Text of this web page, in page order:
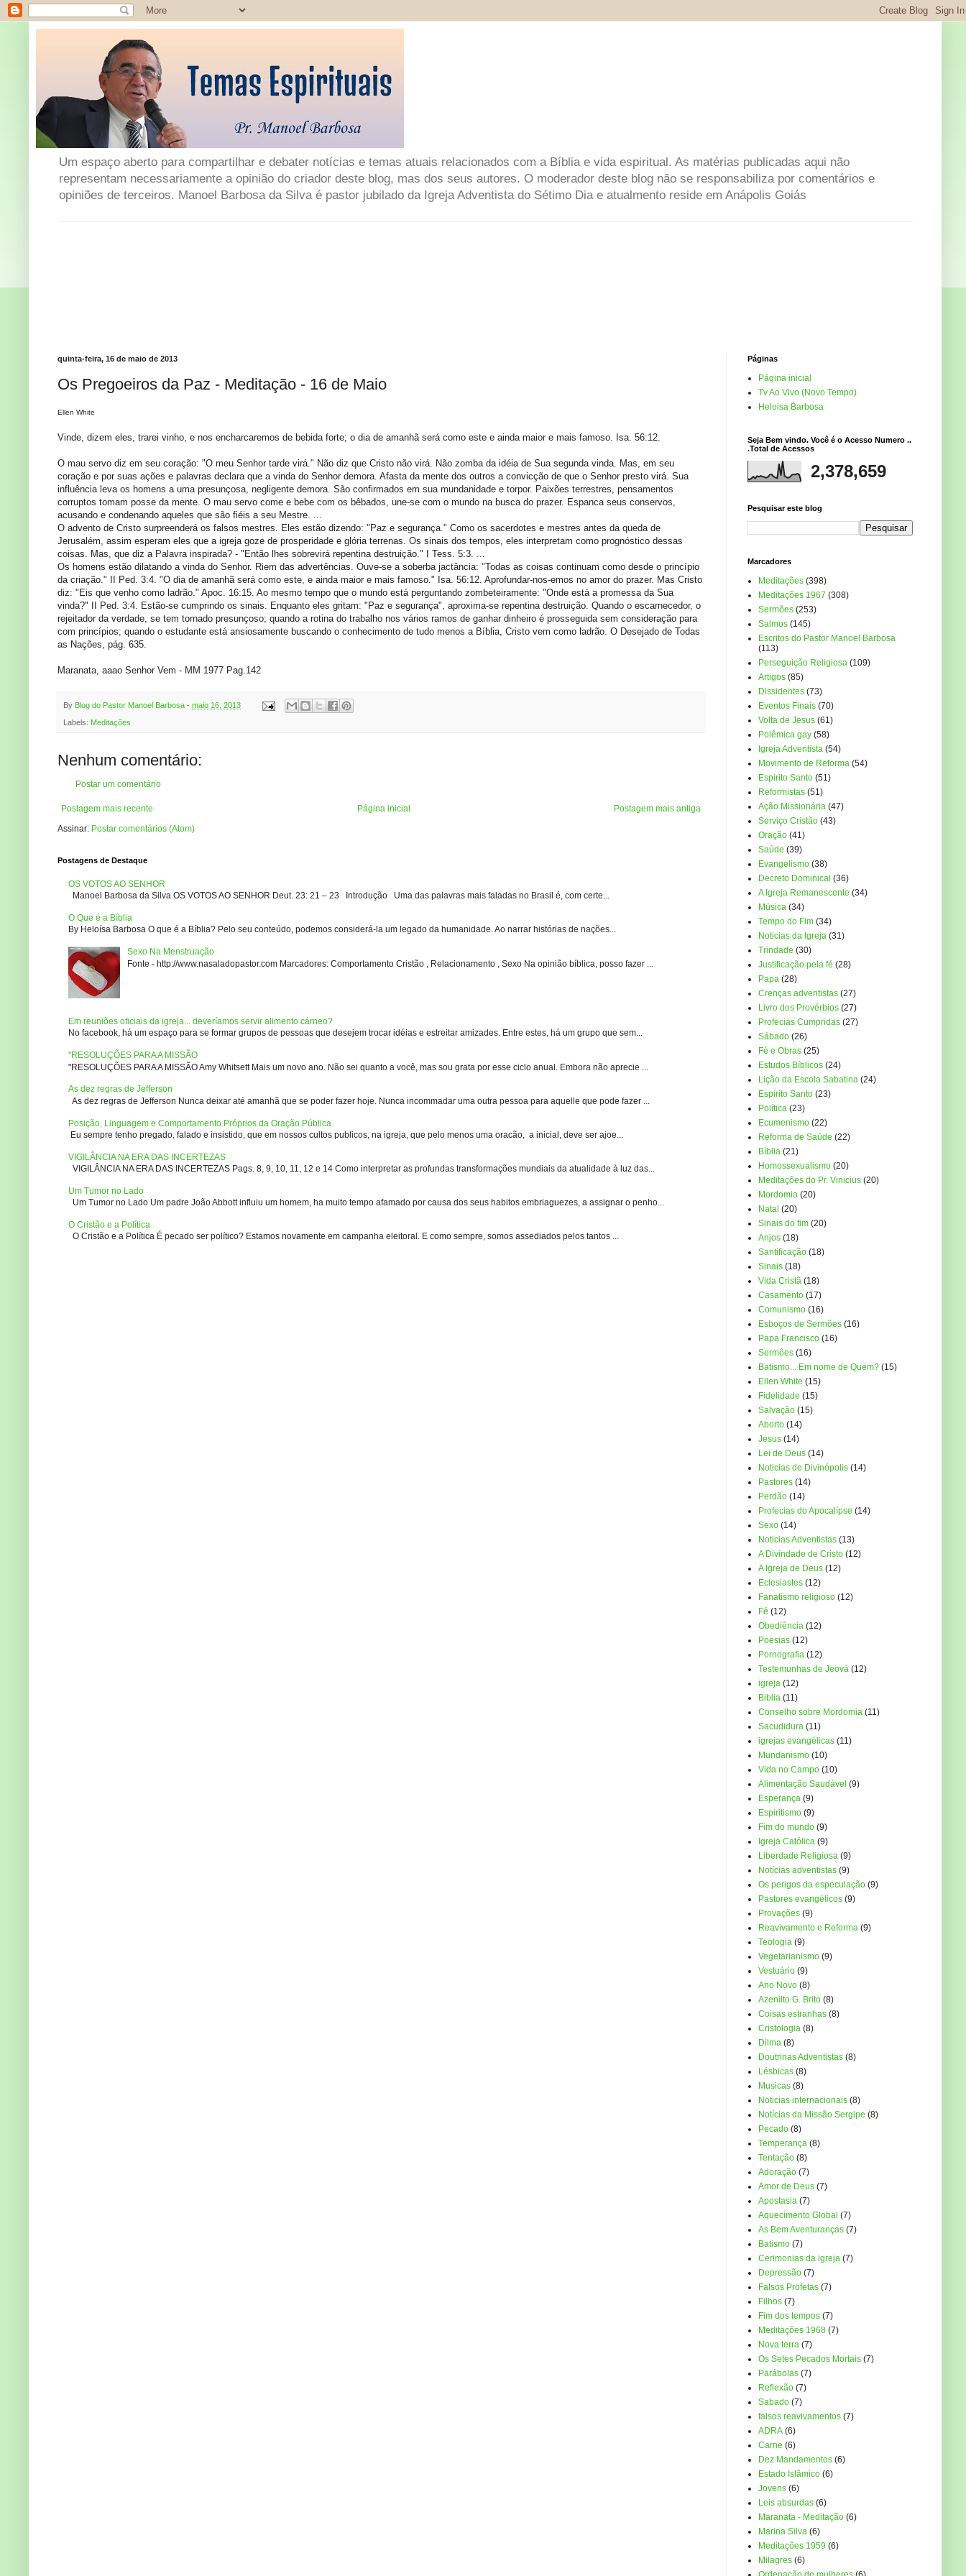
Um espaço aberto para compartilhar e debater notícias e temas atuais relacionados com a Bíblia e vida espiritual. As matérias publicadas aqui não
representam necessariamente a opinião do criador deste blog, mas dos seus autores. O moderador deste blog não se responsabiliza por comentários e
opiniões de terceiros. Manoel Barbosa da Silva é pastor jubilado da Igreja Adventista do Sétimo Dia e atualmento reside em Anápolis Goiás
quinta-feira, 16 de maio de 2013
Os Pregoeiros da Paz - Meditação - 16 de Maio
Ellen White
Vinde, dizem eles, trarei vinho, e nos encharcaremos de bebida forte; o dia de amanhã será como este e ainda maior e mais famoso. Isa. 56:12.
O mau servo diz em seu coração: "O meu Senhor tarde virá." Não diz que Cristo não virá. Não zomba da idéia de Sua segunda vinda. Mas, em seu
coração e por suas ações e palavras declara que a vinda do Senhor demora. Afasta da mente dos outros a convicção de que o Senhor presto virá. Sua
influência leva os homens a uma presunçosa, negligente demora. São confirmados em sua mundanidade e torpor. Paixões terrestres, pensamentos
corruptos tomam posse da mente. O mau servo come e bebe com os bêbados, une-se com o mundo na busca do prazer. Espanca seus conservos,
acusando e condenando aqueles que são fiéis a seu Mestre. ...
O advento de Cristo surpreenderá os falsos mestres. Eles estão dizendo: "Paz e segurança." Como os sacerdotes e mestres antes da queda de
Jerusalém, assim esperam eles que a igreja goze de prosperidade e glória terrenas. Os sinais dos tempos, eles interpretam como prognóstico dessas
coisas. Mas, que diz a Palavra inspirada? - "Então lhes sobrevirá repentina destruição." I Tess. 5:3. ...
Os homens estão dilatando a vinda do Senhor. Riem das advertências. Ouve-se a soberba jactância: "Todas as coisas continuam como desde o princípio
da criação." II Ped. 3:4. "O dia de amanhã será como este, e ainda maior e mais famoso." Isa. 56:12. Aprofundar-nos-emos no amor do prazer. Mas Cristo
diz: "Eis que venho como ladrão." Apoc. 16:15. Ao mesmo tempo que o mundo está perguntando zombeteiramente: "Onde está a promessa da Sua
vinda?" II Ped. 3:4. Estão-se cumprindo os sinais. Enquanto eles gritam: "Paz e segurança", aproxima-se repentina destruição. Quando o escarnecedor, o
rejeitador da verdade, se tem tornado presunçoso; quando a rotina do trabalho nos vários ramos de ganhar dinheiro é prosseguida sem consideração para
com princípios; quando o estudante está ansiosamente buscando o conhecimento de tudo menos a Bíblia, Cristo vem como ladrão. O Desejado de Todas
as Nações, pág. 635.
Maranata, aaao Senhor Vem - MM 1977 Pag.142
By Blog do Pastor Manoel Barbosa - maio 16, 2013
Labels: Meditações
Nenhum comentário:
Postar um comentário
Postagem mais recente Postagem mais antiga
Página inicial
Assinar: Postar comentários (Atom)
Postagens de Destaque
OS VOTOS AO SENHOR
Manoel Barbosa da Silva OS VOTOS AO SENHOR Deut. 23: 21 – 23 Introdução Uma das palavras mais faladas no Brasil é, com certe...
O Que é a Bíblia
By Heloísa Barbosa O que é a Bíblia? Pelo seu conteúdo, podemos considerá-la um legado da humanidade. Ao narrar histórias de nações...
Sexo Na Menstruação
Fonte - http://www.nasaladopastor.com Marcadores: Comportamento Cristão , Relacionamento , Sexo Na opinião bíblica, posso fazer ...
Em reuniões oficiais da igreja... deveríamos servir alimento cárneo?
No facebook, há um espaço para se formar grupos de pessoas que desejem trocar idéias e estreitar amizades. Entre estes, há um grupo que sem...
"RESOLUÇÕES PARA A MISSÃO
"RESOLUÇÕES PARA A MISSÃO Amy Whitsett Mais um novo ano. Não sei quanto a você, mas sou grata por esse ciclo anual. Embora não aprecie ...
As dez regras de Jefferson
As dez regras de Jefferson Nunca deixar até amanhã que se poder fazer hoje. Nunca incommadar uma outra pessoa para aquelle que pode fazer ...
Posição, Linguagem e Comportamento Próprios da Oração Pública
Eu sempre tenho pregado, falado e insistido, que em nossos cultos publicos, na igreja, que pelo menos uma oracão, a inicial, deve ser ajoe...
VIGILÂNCIA NA ERA DAS INCERTEZAS
VIGILÂNCIA NA ERA DAS INCERTEZAS Pags. 8, 9, 10, 11, 12 e 14 Como interpretar as profundas transformações mundiais da atualidade à luz das...
Um Tumor no Lado
Um Tumor no Lado Um padre João Abbott influiu um homem, ha muito tempo afamado por causa dos seus habitos embriaguezes, a assignar o penho...
O Cristão e a Política
O Cristão e a Política É pecado ser político? Estamos novamente em campanha eleitoral. E como sempre, somos assediados pelos tantos ...
Páginas
Página inicial
Tv Ao Vivo (Novo Tempo)
Heloisa Barbosa
Seja Bem vindo. Você é o Acesso Numero ..
.Total de Acessos
2,378,659
Pesquisar este blog
Marcadores
Meditações (398)
Meditações 1967 (308)
Sermões (253)
Salmos (145)
Escritos do Pastor Manoel Barbosa
(113)
Perseguição Religiosa (109)
Artigos (85)
Dissidentes (73)
Eventos Finais (70)
Volta de Jesus (61)
Polêmica gay (58)
Igreja Adventista (54)
Movimento de Reforma (54)
Espirito Santo (51)
Reformistas (51)
Ação Missionária (47)
Serviço Cristão (43)
Oração (41)
Saúde (39)
Evangelismo (38)
Decreto Dominical (36)
A Igreja Remanescente (34)
Música (34)
Tempo do Fim (34)
Noticias da Igreja (31)
Trindade (30)
Justificação pela fé (28)
Papa (28)
Crenças adventistas (27)
Livro dos Provérbios (27)
Profecias Cumpridas (27)
Sábado (26)
Fé e Obras (25)
Estudos Bíblicos (24)
Lição da Escola Sabatina (24)
Espírito Santo (23)
Política (23)
Ecumenismo (22)
Reforma de Saúde (22)
Bíblia (21)
Homossexualismo (20)
Meditações do Pr. Vinicius (20)
Mordomia (20)
Natal (20)
Sinais do fim (20)
Anjos (18)
Santificação (18)
Sinais (18)
Vida Cristã (18)
Casamento (17)
Comunismo (16)
Esboços de Sermões (16)
Papa Francisco (16)
Sermôes (16)
Batismo... Em nome de Quem? (15)
Ellen White (15)
Fidelidade (15)
Salvação (15)
Aborto (14)
Jesus (14)
Lei de Deus (14)
Noticias de Divinópolis (14)
Pastores (14)
Perdão (14)
Profecias do Apocalípse (14)
Sexo (14)
Noticias Adventistas (13)
A Divindade de Cristo (12)
A Igreja de Deus (12)
Eclesiastes (12)
Fanatismo religioso (12)
Fé (12)
Obediência (12)
Poesias (12)
Pornografia (12)
Testemunhas de Jeová (12)
igreja (12)
Biblia (11)
Conselho sobre Mordomia (11)
Sacudidura (11)
igrejas evangélicas (11)
Mundanismo (10)
Vida no Campo (10)
Alimentação Saudável (9)
Esperança (9)
Espiritismo (9)
Fim do mundo (9)
Igreja Católica (9)
Liberdade Religiosa (9)
Notícias adventistas (9)
Os perigos da especulação (9)
Pastores evangélicos (9)
Provações (9)
Reavivamento e Reforma (9)
Teologia (9)
Vegetarianismo (9)
Vestuário (9)
Ano Novo (8)
Azenilto G. Brito (8)
Coisas estranhas (8)
Cristologia (8)
Dilma (8)
Doutrinas Adventistas (8)
Lésbicas (8)
Musicas (8)
Noticias internacionais (8)
Notícias da Missão Sergipe (8)
Pecado (8)
Temperança (8)
Tentação (8)
Adoração (7)
Amor de Deus (7)
Apostasia (7)
Aquecimento Global (7)
As Bem Aventuranças (7)
Batismo (7)
Cerimonias da igreja (7)
Depressão (7)
Falsos Profetas (7)
Filhos (7)
Fim dos tempos (7)
Meditações 1968 (7)
Nova terra (7)
Os Setes Pecados Mortais (7)
Parábolas (7)
Reflexão (7)
Sabado (7)
falsos reavivamentos (7)
ADRA (6)
Carne (6)
Dez Mandamentos (6)
Estado Islâmico (6)
Jovens (6)
Leis absurdas (6)
Maranata - Meditação (6)
Marina Silva (6)
Meditações 1959 (6)
Milagres (6)